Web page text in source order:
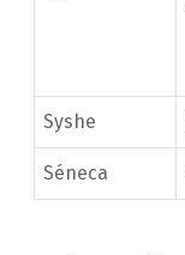
Syshe
Séneca